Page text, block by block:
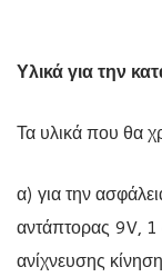
Υλικά για την
Τα υλικά που θα
α) για την
αντάπτορας 9V,
ανίχνευσης